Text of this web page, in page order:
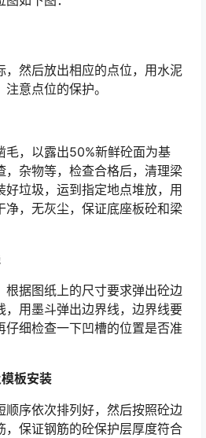
，然后放出相应的点位，用水泥
意点位的保护。
毛，以露出50%新鲜砼面为基
，杂物等，检查合格后，清理梁
垃圾，运到指定地点堆放，用
净，无灰尘，保证底座板砼和梁
根据图纸上的尺寸要求弹出砼边
，用墨斗弹出边界线，边界线要
仔细检查一下凹槽的位置是否准
板安装
顺序依次排列好，然后按照砼边
，保证钢筋的砼保护层厚度符合